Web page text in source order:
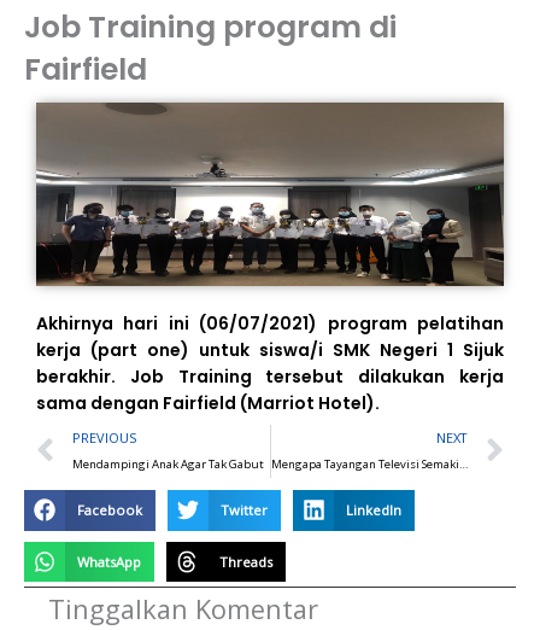
Job Training program di
Fairfield
Akhirnya hari ini (06/07/2021) program pelatihan
kerja (part one) untuk siswa/i SMK Negeri 1 Sijuk
berakhir. Job Training tersebut dilakukan kerja
sama dengan Fairfield (Marriot Hotel).
Prev
PREVIOUS
Mendampingi Anak Agar Tak Gabut
NEXT
Mengapa Tayangan Televisi Semakin Tak Bersahabat dengan Anak-anak?
Facebook Twitter LinkedIn
WhatsApp Threads
Tinggalkan Komentar